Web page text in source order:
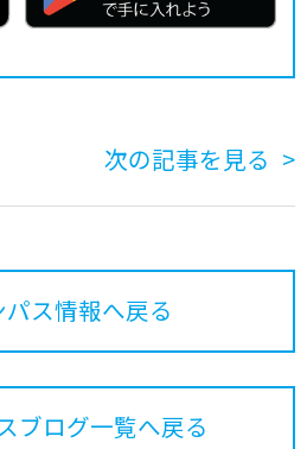
次の記事を見る
パス情報へ戻る
ブログ一覧へ戻る